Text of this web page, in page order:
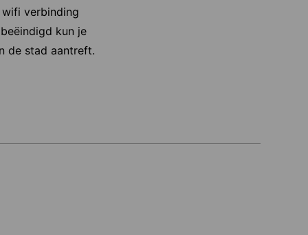
verbinding
kun je
de stad aantreft.